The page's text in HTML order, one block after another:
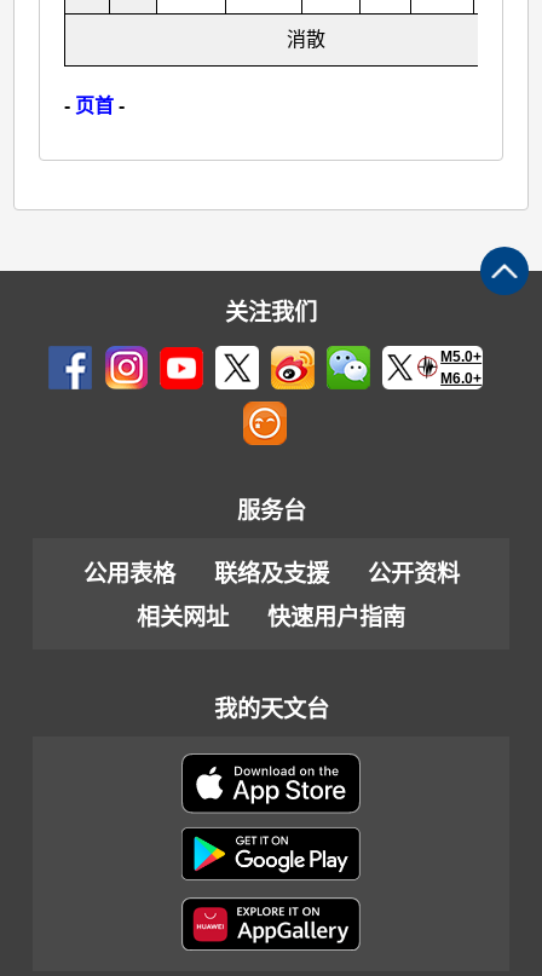
消散
- 页首 -
关注我们
M5.0+
M6.0+
服务台
公用表格 联络及支援
公开资料
相关网址
快速用户指南
我的天文台